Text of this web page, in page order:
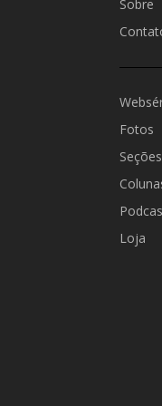
Sobre
Fotos
Seções
Loja